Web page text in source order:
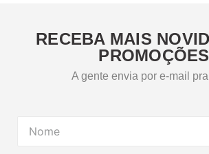
RECEBA MAIS
PROMOÇÕES
A gente envia por e-mail